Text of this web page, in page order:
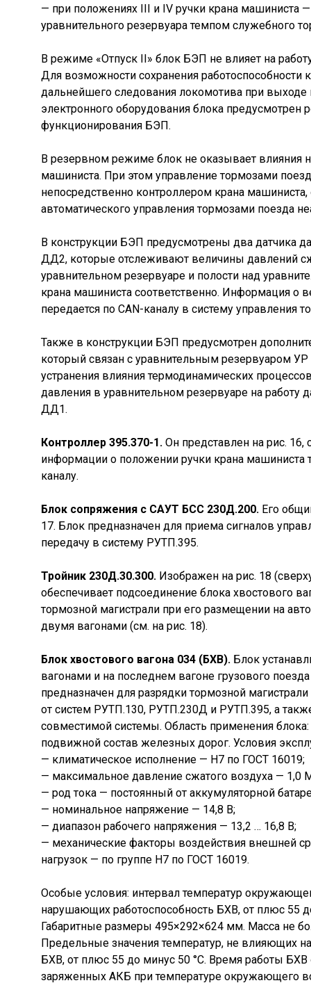
— при положениях III и IV ручки крана машиниста
уравнительного резервуара темпом служебного
В режиме «Отпуск II» блок БЭП не влияет на
Для возможности сохранения работоспособности
дальнейшего следования локомотива при выходе
электронного оборудования блока
функционирования БЭП.
В резервном режиме блок не оказывает влияния
машиниста. При этом управление тормозами
непосредственно контроллером крана
автоматического управления тормозами поезда
В конструкции БЭП предусмотрены два датчика
ДД2, которые отслеживают величины давлений
уравнительном резервуаре и полости над
крана машиниста соответственно. Информация о
передается по CAN-каналу в систему управления
Также в конструкции БЭП предусмотрен
который связан с уравнительным резервуаром УР
устранения влияния термодинамических
давления в уравнительном резервуаре на работу
ДД1.
Контроллер 395.370-1. Он представлен на рис. 16,
информации о положении ручки крана машиниста
каналу.
Блок сопряжения с САУТ БСС 230Д.200. Его
17. Блок предназначен для приема сигналов
передачу в систему РУТП.395.
Тройник 230Д.30.300. Изображен на рис. 18
обеспечивает подсоединение блока хвостового
тормозной магистрали при его размещении на
двумя вагонами (см. на рис. 18).
Блок хвостового вагона 034 (БХВ). Блок
вагонами и на последнем вагоне грузового
предназначен для разрядки тормозной
от систем РУТП.130, РУТП.230Д и РУТП.395, а
совместимой системы. Область применения блока:
подвижной состав железных дорог. Условия
— климатическое исполнение — Н7 по ГОСТ 16019;
— максимальное давление сжатого воздуха — 1,0
— род тока — постоянный от аккумуляторной
— номинальное напряжение — 14,8 В;
— диапазон рабочего напряжения — 13,2 … 16,8 В;
— механические факторы воздействия внешней
нагрузок — по группе Н7 по ГОСТ 16019.
Особые условия: интервал температур
нарушающих работоспособность БХВ, от плюс 55
Габаритные размеры 495×292×624 мм. Масса не
Предельные значения температур, не влияющих
БХВ, от плюс 55 до минус 50 °С. Время работы БХВ
заряженных АКБ при температуре окружающего